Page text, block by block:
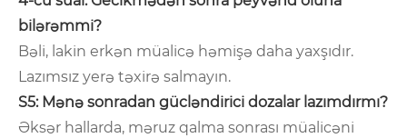
bilərəmmi?
Bəli, lakin erkən müalicə həmişə daha yaxşıdır.
Lazımsız yerə təxirə salmayın.
S5: Mənə sonradan gücləndirici dozalar lazımdırmı?
Əksər hallarda, məruz qalma sonrası müalicəni